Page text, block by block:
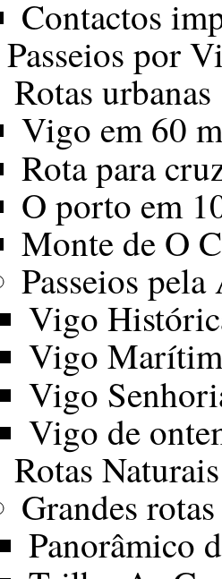
Contactos
Passeios por
Rotas urbanas
Vigo em 60
Rota para
O porto em
Monte de O
Passeios
Vigo
Vigo
Vigo
Vigo de
Rotas Naturais
Grandes
Panorâmico